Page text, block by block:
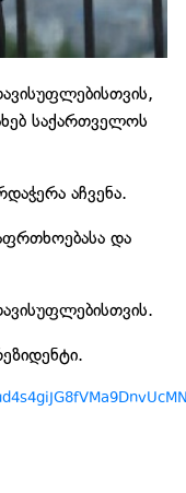
საქართველოს
აჩვენა.
და